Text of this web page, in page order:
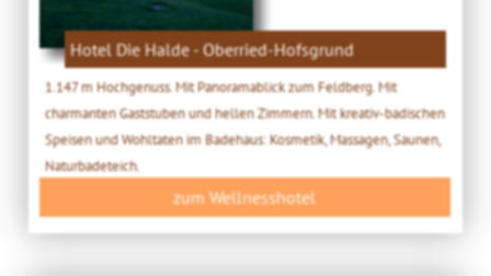
Hotel Die Halde - Oberried-Hofsgrund
1.147 m Hochgenuss. Mit Panoramablick zum Feldberg. Mit
charmanten Gaststuben und hellen Zimmern. Mit kreativ-badischen
Speisen und Wohltaten im Badehaus: Kosmetik, Massagen, Saunen,
Naturbadeteich.
zum Wellnesshotel